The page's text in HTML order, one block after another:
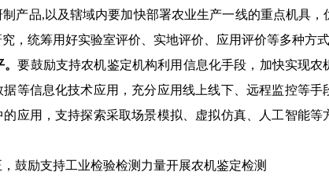
制产品, 以及辖域内要加快部署农业生产一线的重点机具，
，统筹用好实验室评价、实地评价 、应用评价等多种方
。要鼓励支持农机鉴定机构利用信息化手段，加快实现农
等信息化技术应用，充分应用线上线下、远程监控等
的应用，支持探索采取场景模拟、虚拟仿真、人工智能
鼓励支持工业检验检测 力量开展农机鉴定检测